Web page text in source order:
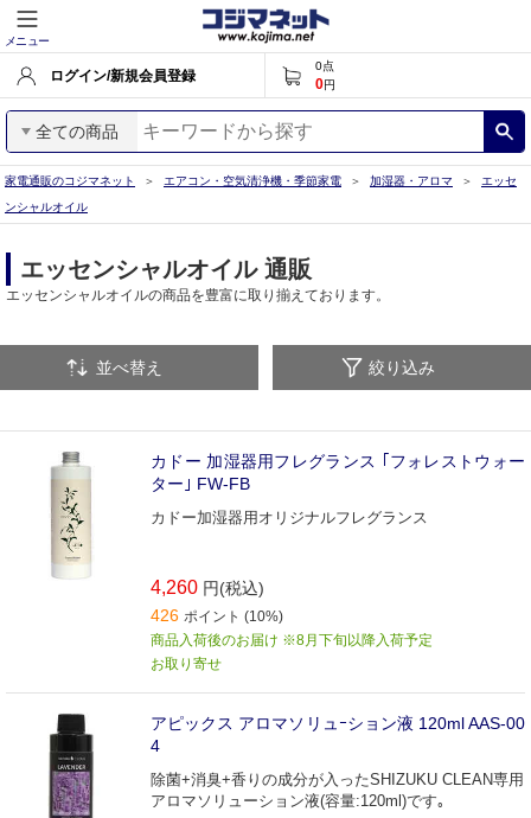
メニュー
ログイン/新規会員登録
0点
0円
全ての商品
家電通販のコジマネット エアコン・空気清浄機・季節家電 加湿器・アロマ
エッセ
ンシャルオイル
エッセンシャルオイル 通販
エッセンシャルオイルの商品を豊富に取り揃えております。
並べ替え 絞り込み
カドー 加湿器用フレグランス ｢フォレストウォー
ター｣ FW-FB
カドー加湿器用オリジナルフレグランス
4,260 円(税込)
426 ポイント (10%)
商品入荷後のお届け ※8月下旬以降入荷予定
お取り寄せ
アピックス アロマソリュｰション液 120ml AAS-00
4
除菌+消臭+香りの成分が入ったSHIZUKU CLEAN専用
アロマソリューション液(容量:120ml)です｡